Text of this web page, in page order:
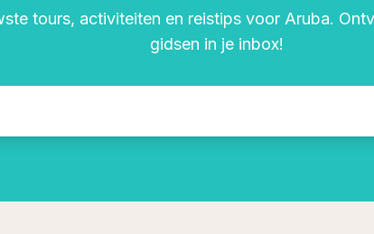
tours, activiteiten en reistips voor Aruba.
gidsen in je inbox!